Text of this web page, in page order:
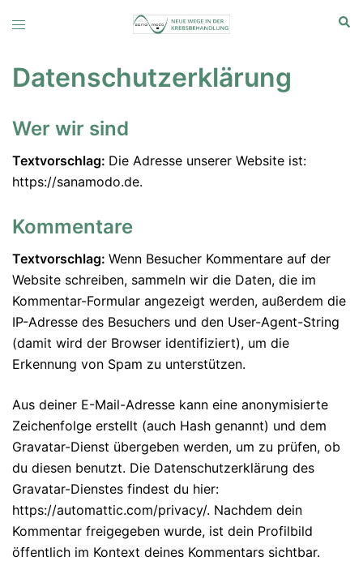
Inhalt
Menü
Datenschutzerklärung
Wer wir sind
Textvorschlag: Die Adresse unserer Website ist:
https://sanamodo.de.
Kommentare
Textvorschlag: Wenn Besucher Kommentare auf der
Website schreiben, sammeln wir die Daten, die im
Kommentar-Formular angezeigt werden, außerdem die
IP-Adresse des Besuchers und den User-Agent-String
(damit wird der Browser identifiziert), um die
Erkennung von Spam zu unterstützen.
Aus deiner E-Mail-Adresse kann eine anonymisierte
Zeichenfolge erstellt (auch Hash genannt) und dem
Gravatar-Dienst übergeben werden, um zu prüfen, ob
du diesen benutzt. Die Datenschutzerklärung des
Gravatar-Dienstes findest du hier:
https://automattic.com/privacy/. Nachdem dein
Kommentar freigegeben wurde, ist dein Profilbild
öffentlich im Kontext deines Kommentars sichtbar.